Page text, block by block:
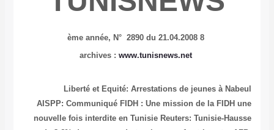
N° 2890 du 21.04.2008
archives :
www.tunisnews.net
Liberté et Equité: Arrestations de jeunes à Nabeul
AISPP: Communiqué FIDH : Une mission de la FIDH une
nouvelle fois interdite en Tunisie Reuters: Tunisie-Hausse